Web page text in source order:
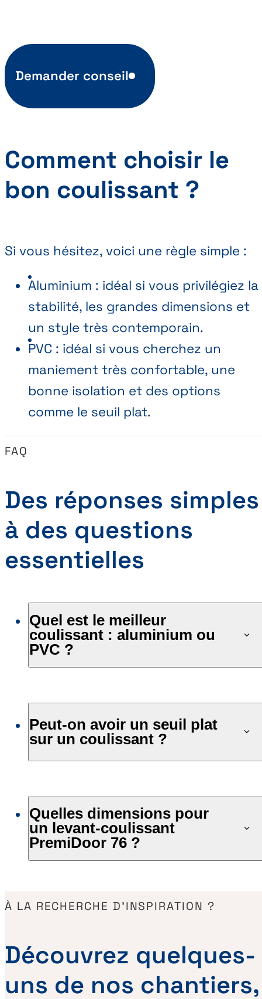
Demander conseil
Comment choisir le
bon coulissant ?
Si vous hésitez, voici une règle simple :
Aluminium : idéal si vous privilégiez la
stabilité, les grandes dimensions et
un style très contemporain.
PVC : idéal si vous cherchez un
maniement très confortable, une
bonne isolation et des options
comme le seuil plat.
FAQ
Des réponses simples
à des questions
essentielles
Quel est le meilleur
coulissant : aluminium ou
PVC ?
Peut-on avoir un seuil plat
sur un coulissant ?
Quelles dimensions pour
un levant-coulissant
PremiDoor 76 ?
À LA RECHERCHE D’INSPIRATION ?
Découvrez quelques-
uns de nos chantiers,